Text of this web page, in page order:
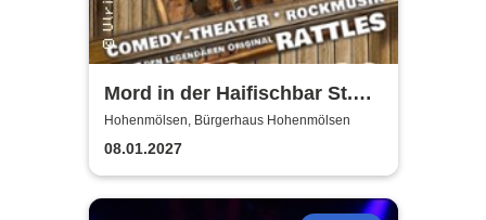
Mord in der Haifischbar St.
Pauli - Theater IK's & The
Rattles - Theater & Musik
Hohenmölsen, Bürgerhaus Hohenmölsen
08.01.2027